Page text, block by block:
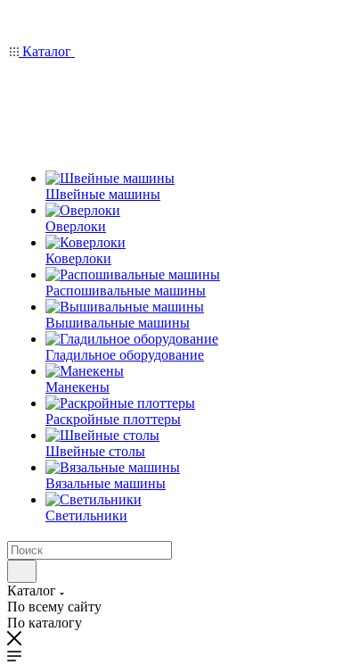
Каталог
Швейные машины
Оверлоки
Коверлоки
Распошивальные машины
Вышивальные машины
Гладильное оборудование
Манекены
Раскройные плоттеры
Швейные столы
Вязальные машины
Светильники
Каталог
По всему сайту
По каталогу